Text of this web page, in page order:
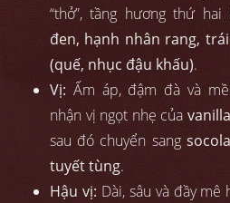
“thở”, tầng hương thứ
đen, hạnh nhân rang,
(quế, nhục đậu khấu).
Vị: Ấm áp, đậm đà và
nhận vị ngọt nhẹ của
sau đó chuyển sang
tuyết tùng.
Hậu vị: Dài, sâu và đầy